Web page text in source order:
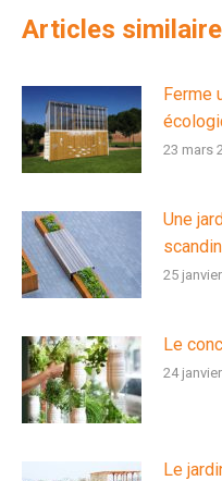
Articles
Ferme
23 mars
Une
25
Le
24
Le